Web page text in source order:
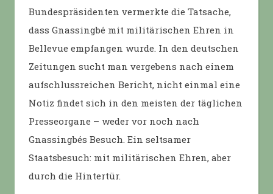
Bundespräsidenten vermerkte die Tatsache,
dass Gnassingbé mit militärischen Ehren in
Bellevue empfangen wurde. In den deutschen
Zeitungen sucht man vergebens nach einem
aufschlussreichen Bericht, nicht einmal eine
Notiz findet sich in den meisten der täglichen
Presseorgane – weder vor noch nach
Gnassingbés Besuch. Ein seltsamer
Staatsbesuch: mit militärischen Ehren, aber
durch die Hintertür.